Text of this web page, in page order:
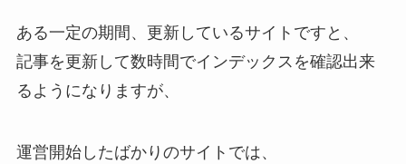
ある一定の期間、更新しているサイトですと、
記事を更新して数時間でインデックスを確認出来
るようになりますが、
運営開始したばかりのサイトでは、